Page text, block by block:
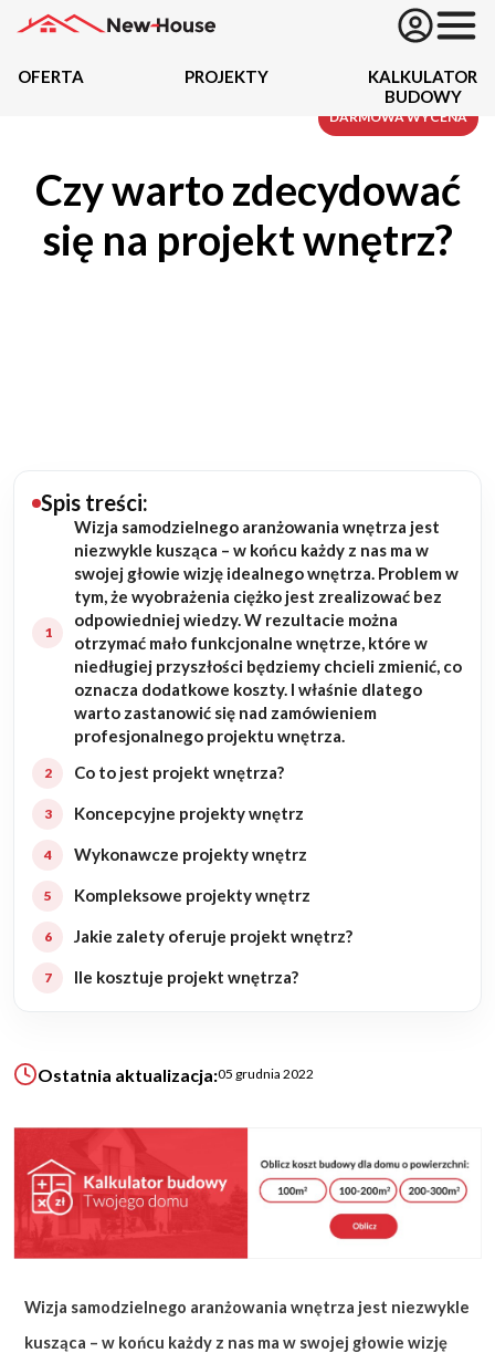
Oferta
Działki
Budowa domu
Rezydencje
Rozbudowa
Remonty
Realizacje
Referencje
Filmy
Ogrody
BLOG
KONAKT
ZAPISZ SIĘ
OFERTA PROJEKTY
KALKULATOR
BUDOWY
Czy warto zdecydować
się na projekt wnętrz?
Spis treści:
Wizja samodzielnego aranżowania wnętrza jest
niezwykle kusząca – w końcu każdy z nas ma w
swojej głowie wizję idealnego wnętrza. Problem w
tym, że wyobrażenia ciężko jest zrealizować bez
odpowiedniej wiedzy. W rezultacie można
otrzymać mało funkcjonalne wnętrze, które w
niedługiej przyszłości będziemy chcieli zmienić, co
oznacza dodatkowe koszty. I właśnie dlatego
warto zastanowić się nad zamówieniem
profesjonalnego projektu wnętrza.
Co to jest projekt wnętrza?
Koncepcyjne projekty wnętrz
Wykonawcze projekty wnętrz
Kompleksowe projekty wnętrz
Jakie zalety oferuje projekt wnętrz?
Ile kosztuje projekt wnętrza?
Ostatnia aktualizacja:05 grudnia 2022
Wizja samodzielnego aranżowania wnętrza jest niezwykle
kusząca – w końcu każdy z nas ma w swojej głowie wizję
DARMOWA WYCENA